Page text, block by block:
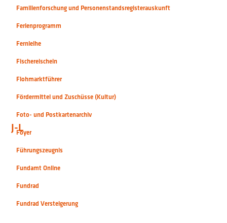
Familienforschung und Personenstandsregisterauskunft
Ferienprogramm
Fernleihe
Fischereischein
Flohmarktführer
Fördermittel und Zuschüsse (Kultur)
Foto- und Postkartenarchiv
Foyer
Führungszeugnis
Fundamt Online
Fundrad
Fundrad Versteigerung
J-L